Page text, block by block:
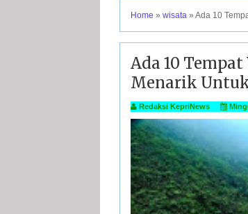
Home » wisata » Ada 10
Ada 10
Menarik
Redaksi KepriNews